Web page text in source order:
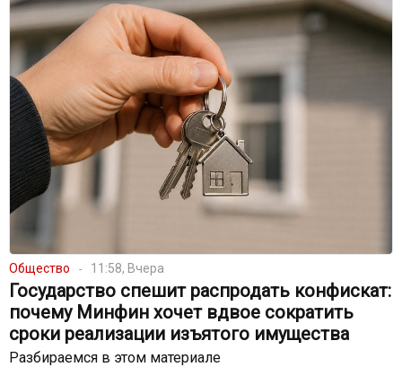
Общество 11:58, Вчера
Государство спешит распродать конфискат:
почему Минфин хочет вдвое сократить
сроки реализации изъятого имущества
Разбираемся в этом материале